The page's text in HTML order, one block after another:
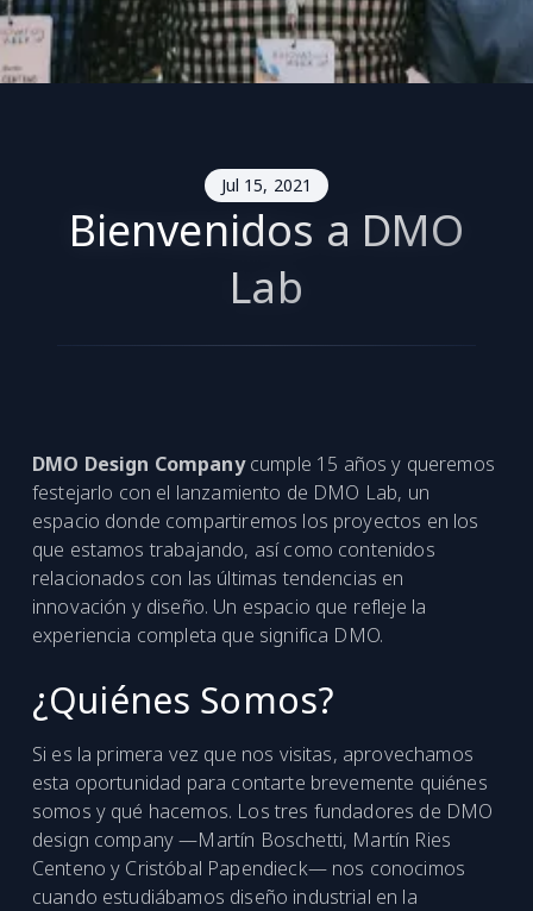
Jul 15, 2021
Bienvenidos a DMO
Lab
DMO Design Companycumple 15 años y queremos
festejarlo con el lanzamiento de DMO Lab, un
espacio donde compartiremos los proyectos en los
que estamos trabajando, así como contenidos
relacionados con las últimas tendencias en
innovación y diseño. Un espacio que refleje la
experiencia completa que significa DMO.
¿Quiénes Somos?
Si es la primera vez que nos visitas, aprovechamos
esta oportunidad para contarte brevemente quiénes
somos y qué hacemos. Los tres fundadores de DMO
design company —Martín Boschetti, Martín Ries
Centeno y Cristóbal Papendieck— nos conocimos
cuando estudiábamos diseño industrial en la